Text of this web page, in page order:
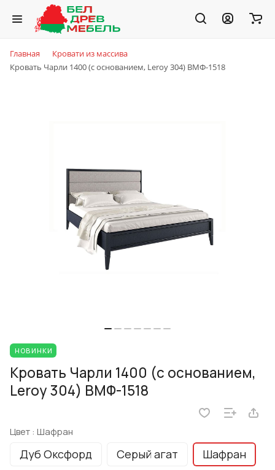
Главная
Кровати из массива
Кровать Чарли 1400 (с основанием, Leroy 304) ВМФ-1518
НОВИНКИ
Кровать Чарли 1400 (с основанием,
Leroy 304) ВМФ-1518
Цвет : Шафран
Дуб Оксфорд Серый агат Шафран